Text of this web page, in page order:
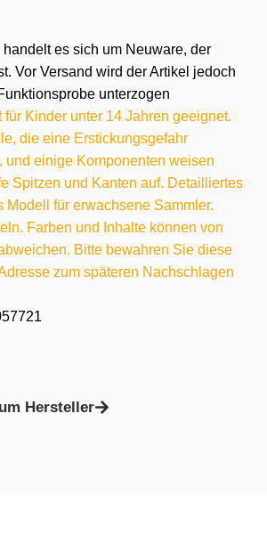
es sich um Neuware, der
Vor Versand wird der Artikel jedoch
unterzogen
Kinder unter 14 Jahren geeignet.
die eine Erstickungsgefahr
und einige Komponenten weisen
Spitzen und Kanten auf. Detailliertes
Modell für erwachsene Sammler.
Farben und Inhalte können von
Bitte bewahren Sie diese
zum späteren Nachschlagen
Hersteller